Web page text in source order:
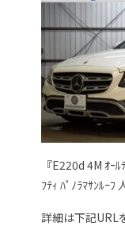
『E220d 4M ｵｰ
ﾌﾃｨ ﾊﾟﾉﾗﾏｻﾝﾙｰﾌ
詳細は下記URL